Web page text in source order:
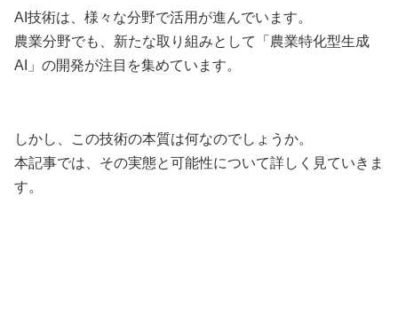
AI技術は、様々な分野で活用が進んでいます。
農業分野でも、新たな取り組みとして「農業特化型生成
AI」の開発が注目を集めています。
しかし、この技術の本質は何なのでしょうか。
本記事では、その実態と可能性について詳しく見ていきま
す。